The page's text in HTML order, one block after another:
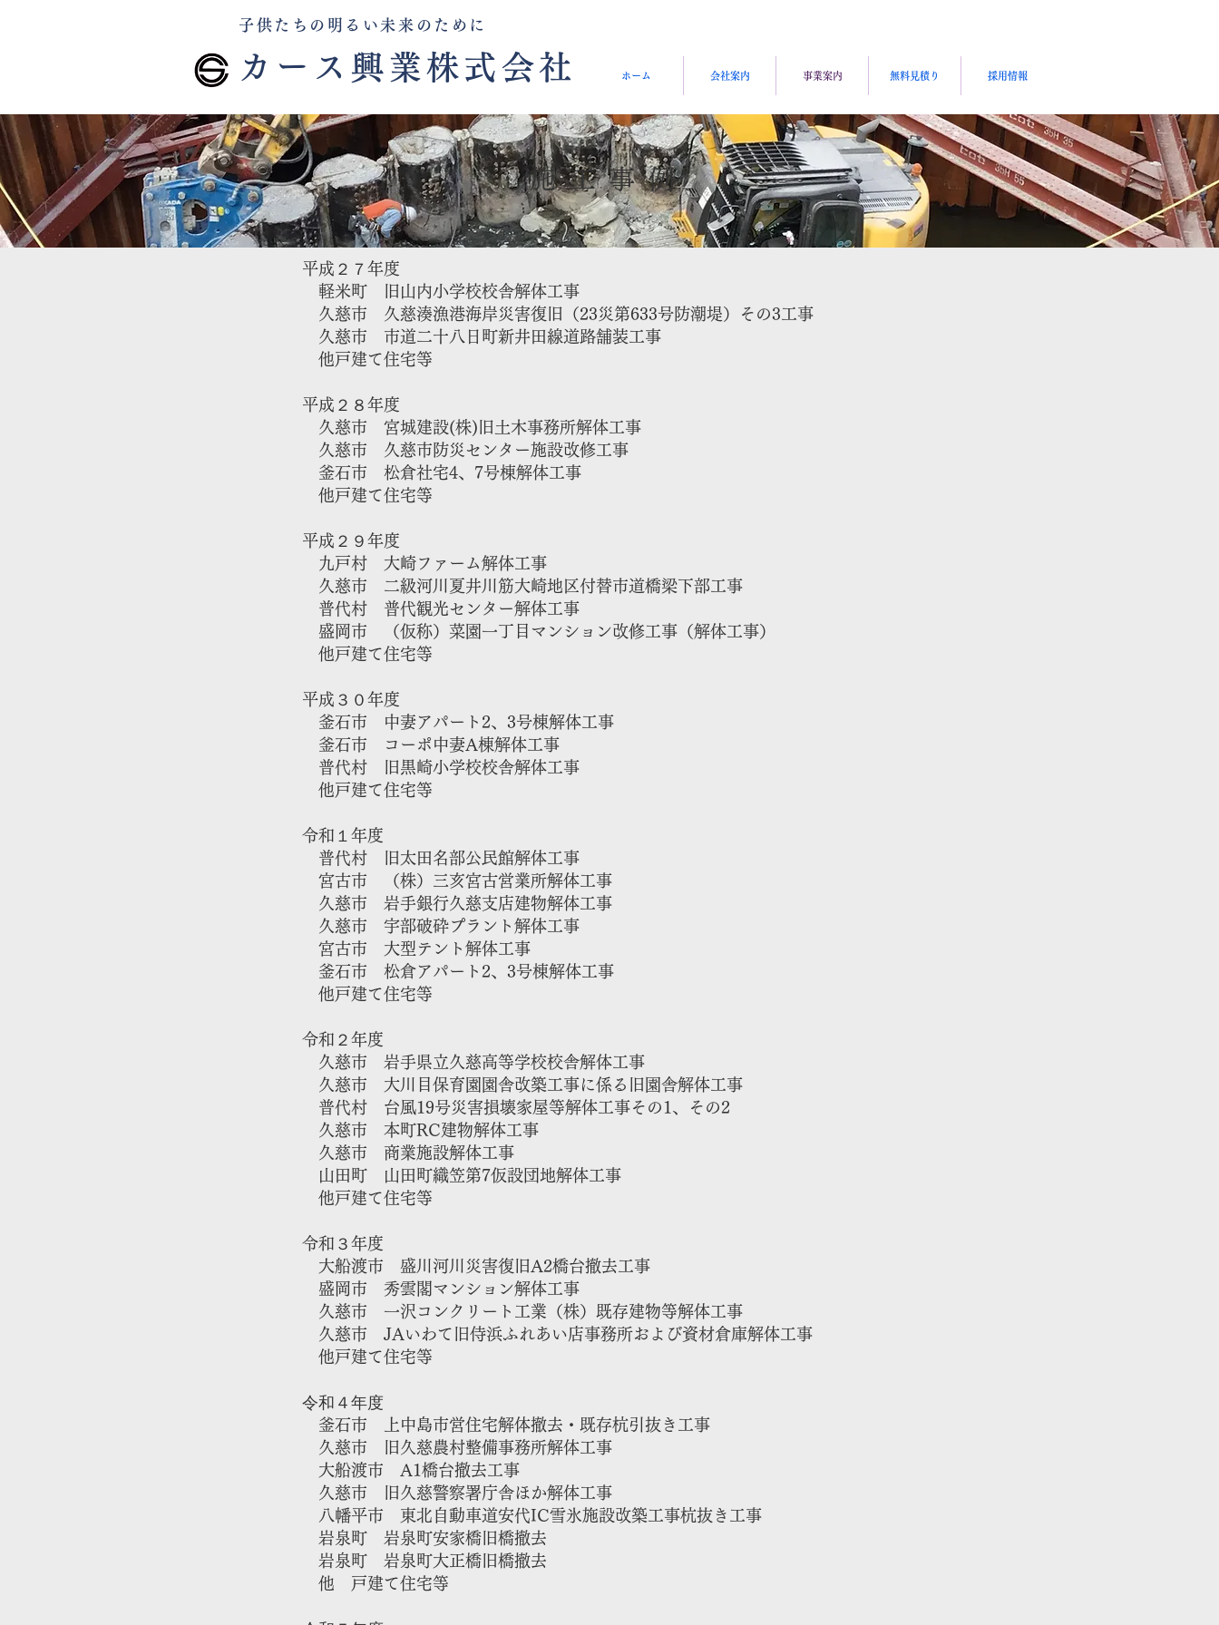
子供たちの明るい未来のために
カース興業株式会社 ホーム 会社案内 事業案内 無料見積り 採用情報
施工事例
平成２７年度
軽米町 旧山内小学校校舎解体工事
​ 久慈市 久慈湊漁港海岸災害復旧（23災第633号防潮堤）その3工事
​ 久慈市 市道二十八日町新井田線道路舗装工事
他戸建て住宅等 ​
​平成２８年度
久慈市 宮城建設(株)旧土木事務所解体工事
久慈市 久慈市防災センター施設改修工事
​ 釜石市 松倉社宅4、7号棟解体工事
他戸建て住宅等
​平成２９年度
九戸村 大崎ファーム解体工事
久慈市 二級河川夏井川筋大崎地区付替市道橋梁下部工事
普代村 普代観光センター解体工事
​ 盛岡市 （仮称）菜園一丁目マンション改修工事（解体工事）
他戸建て住宅等
​平成３０年度
釜石市 中妻アパート2、3号棟解体工事​
釜石市 コーポ中妻A棟解体工事
普代村 ​旧黒崎小学校校舎解体工事
​ 他戸建て住宅等
​令和１年度
普代村 旧太田名部公民館解体工事
宮古市 （株）三亥宮古営業所解体工事
久慈市 岩手銀行久慈支店建物解体工事
久慈市 宇部破砕プラント解体工事
宮古市 大型テント解体工事
釜石市 ​松倉アパート2、3号棟解体工事
​ 他戸建て住宅等
令和２年度​
久慈市 岩手県立久慈高等学校校舎解体工事
久慈市 大川目保育園園舎改築工事に係る旧園舎解体工事
​ 普代村 台風19号災害損壊家屋等解体工事その1、その2
久慈市 本町RC建物解体工事
久慈市 商業施設解体工事
​ 山田町 山田町織笠第7仮設団地解体工事
他戸建て住宅等
​令和３年度
大船渡市 盛川河川災害復旧A2橋台撤去工事
盛岡市 秀雲閣マンション解体工事
​ 久慈市 一沢コンクリート工業（株）既存建物等解体工事
​ 久慈市 JAいわて旧侍浜ふれあい店事務所および資材倉庫解体工事
​ 他戸建て住宅等
令和４年度
釜石市 上中島市営住宅解体撤去・既存杭引抜き工事
久慈市 旧久慈農村整備事務所解体工事
​ 大船渡市 A1橋台撤去工事
久慈市 旧久慈警察署庁舎ほか解体工事
八幡平市 東北自動車道安代IC雪氷施設改築工事杭抜き工事
岩泉町 岩泉町安家橋旧橋撤去
岩泉町 ​岩泉町大正橋旧橋撤去
​他 戸建て住宅等